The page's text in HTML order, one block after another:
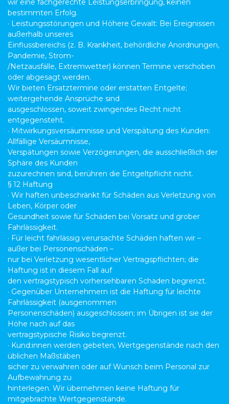
wir eine fachgerechte Leistungserbringung, keinen
bestimmten Erfolg.
· Leistungsstörungen und Höhere Gewalt: Bei Ereignissen
außerhalb unseres
Einflussbereichs (z. B. Krankheit, behördliche Anordnungen,
Pandemie, Strom-
/Netzausfälle, Extremwetter) können Termine verschoben
oder abgesagt werden.
Wir bieten Ersatztermine oder erstatten Entgelte;
weitergehende Ansprüche sind
ausgeschlossen, soweit zwingendes Recht nicht
entgegensteht.
· Mitwirkungsversäumnisse und Verspätung des Kunden:
Allfällige Versäumnisse,
Verspätungen sowie Verzögerungen, die ausschließlich der
Sphäre des Kunden
zuzurechnen sind, berühren die Entgeltpflicht nicht.
§ 12 Haftung
· Wir haften unbeschränkt für Schäden aus Verletzung von
Leben, Körper oder
Gesundheit sowie für Schäden bei Vorsatz und grober
Fahrlässigkeit.
· Für leicht fahrlässig verursachte Schäden haften wir –
außer bei Personenschäden –
nur bei Verletzung wesentlicher Vertragspflichten; die
Haftung ist in diesem Fall auf
den vertragstypisch vorhersehbaren Schaden begrenzt.
· Gegenüber Unternehmern ist die Haftung für leichte
Fahrlässigkeit (ausgenommen
Personenschäden) ausgeschlossen; im Übrigen ist sie der
Höhe nach auf das
vertragstypische Risiko begrenzt.
· Kund:innen werden gebeten, Wertgegenstände nach den
üblichen Maßstäben
sicher zu verwahren oder auf Wunsch beim Personal zur
Aufbewahrung zu
hinterlegen. Wir übernehmen keine Haftung für
mitgebrachte Wertgegenstände.